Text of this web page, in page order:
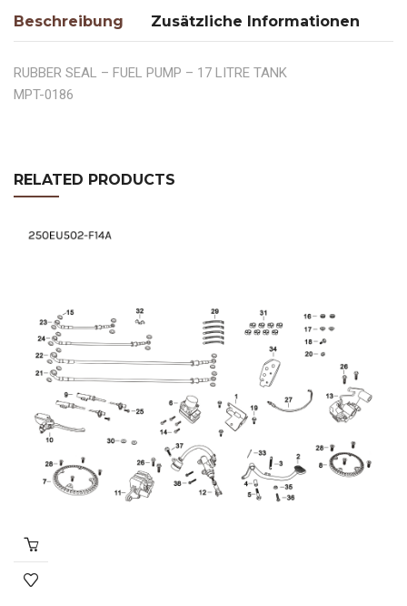
Beschreibung Zusätzliche Informationen
RUBBER SEAL – FUEL PUMP – 17 LITRE TANK
MPT-0186
RELATED PRODUCTS